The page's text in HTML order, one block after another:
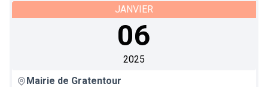
JANVIER
06
2025
Mairie de Gratentour